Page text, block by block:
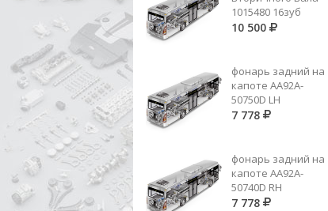
1015480 16зуб
10 500
фонарь задний на
капоте AA92A-
50750D LH
7 778
фонарь задний на
капоте AA92A-
50740D RH
7 778